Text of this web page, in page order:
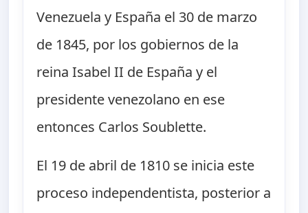
Venezuela y España el 30 de marzo
de 1845, por los gobiernos de la
reina Isabel II de España y el
presidente venezolano en ese
entonces Carlos Soublette.
El 19 de abril de 1810 se inicia este
proceso independentista, posterior a